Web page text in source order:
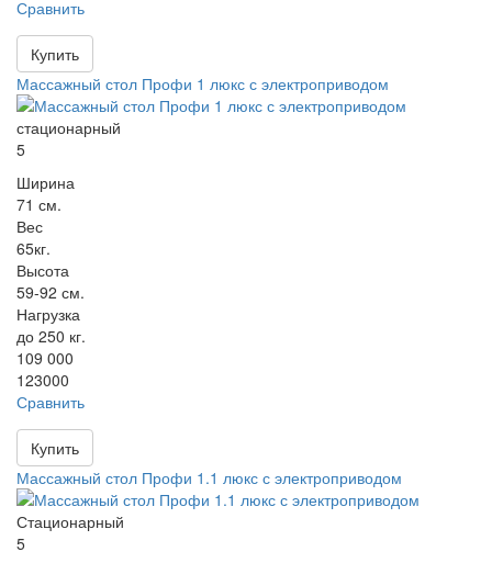
Сравнить
Купить
Массажный стол Профи 1 люкс с электроприводом
стационарный
5
Ширина
71 см.
Вес
65кг.
Высота
59-92 см.
Нагрузка
до 250 кг.
109 000
123000
Сравнить
Купить
Массажный стол Профи 1.1 люкс с электроприводом
Стационарный
5